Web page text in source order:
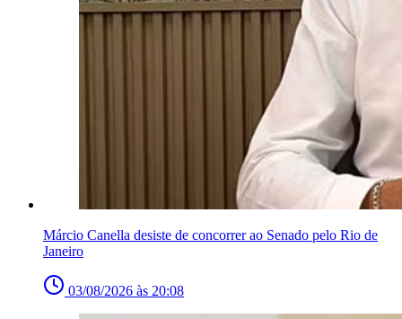
Márcio Canella desiste de concorrer ao Senado pelo Rio de
Janeiro
03/08/2026 às 20:08